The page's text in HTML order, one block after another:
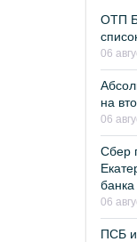
ОТП
06
на
06
Сбер
банка
06
ПСБ